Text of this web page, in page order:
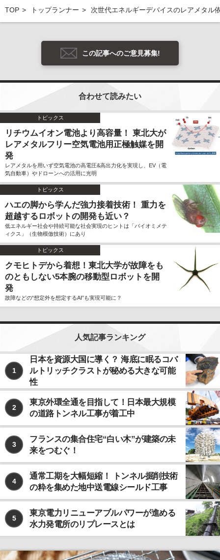
TOP トップランナー 次世代エネルギーデバイスのレアメタル
この記事へのご意見募集!
合わせて読みたい
トピックス
リチウムイオン電池より高容量！ 東北大が
レアメタルフリー空気電池用正極触媒を開
発
レアメタルを用いず空気電池の高電圧&高出力化を実現し、EV（電
気自動車）やドローンへの活用に光明
トピックス
ハエの脚から学んだ強力接着技術！ 重力を
超越するロボットの開発も近い？
低エネルギー社会や持続可能な社会実現のヒントは「バイオミメテ
ィクス」（生物模倣技術）にあり
トピックス
クモヒトデから着想！東北大学が故障をも
のともしない5本腕の移動型ロボットを開
発
故障などの“想定外を想定するAI”も実現可能に？
人気記事ランキング
1
日本を資源大国に導く？ 海底に眠るコバ
ルトリッチクラストが秘める大きな可能
性
2
東京外環全通を目指して！日本最大規模
の道路トンネル工事が着工中
3
フランスの集合住宅“白い木”が建築の未
来をつむぐ！
4
通常工期を大幅短縮！ トンネル掘削技術
の粋を集めた地中送電線シールド工事
5
東京電力リニューアブルパワーが進める
水力発電所のリプレースとは